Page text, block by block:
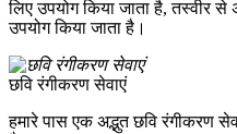
लिए उपयोग किया जाता है, तस्वीर
उपयोग किया जाता है।
छवि रंगीकरण सेवाएं
हमारे पास एक अद्भुत छवि रंगीकरण